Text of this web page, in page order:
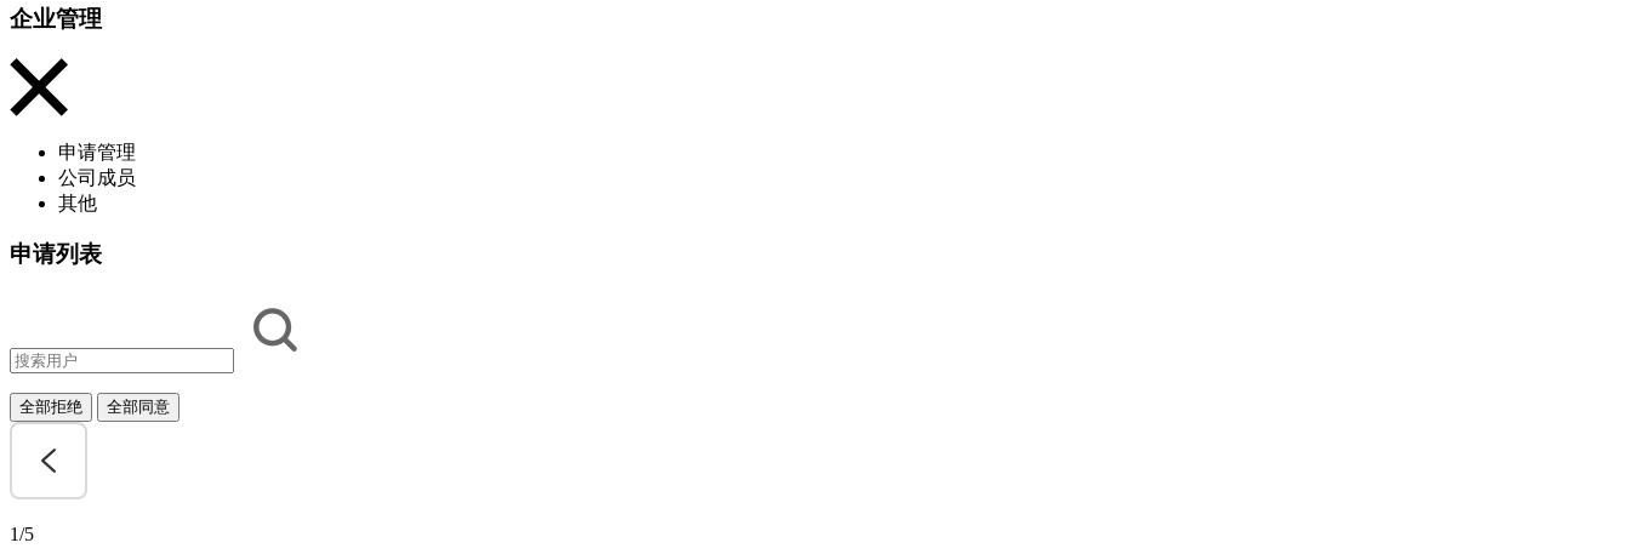
企业管理
申请管理
公司成员
其他
申请列表
全部拒绝 全部同意
1/5